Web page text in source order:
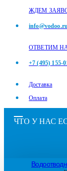
ЖДЕМ
ОТВЕТИМ
+7 (495) 155-
Доставка
Оплата
ЧТО У НАС